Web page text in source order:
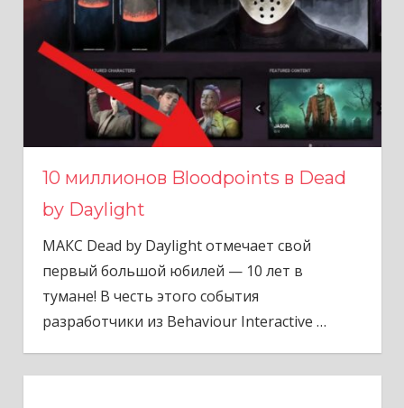
10 миллионов Bloodpoints в Dead
by Daylight
МАКС Dead by Daylight отмечает свой
первый большой юбилей — 10 лет в
тумане! В честь этого события
разработчики из Behaviour Interactive …